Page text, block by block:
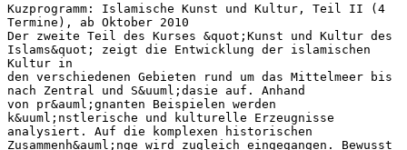
Kuzprogramm: Islamische Kunst und Kultur, Teil II (4
Termine), ab Oktober 2010
Der zweite Teil des Kurses &quot;Kunst und Kultur des
Islams&quot; zeigt die Entwicklung der islamischen
Kultur in
den verschiedenen Gebieten rund um das Mittelmeer bis
nach Zentral und S&uuml;dasie auf. Anhand
von pr&auml;gnanten Beispielen werden
k&uuml;nstlerische und kulturelle Erzeugnisse
analysiert. Auf die komplexen historischen
Zusammenh&auml;nge wird zugleich eingegangen. Bewusst